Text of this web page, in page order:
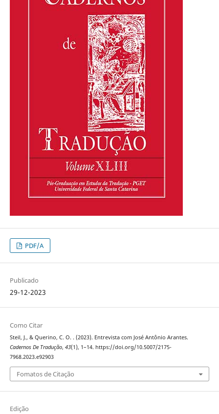
PDF/A
Publicado
29-12-2023
Como Citar
Steil, J., & Querino, C. O. . (2023). Entrevista com José Antônio Arantes.
Cadernos De Tradução, 43(1), 1–14. https://doi.org/10.5007/2175-
7968.2023.e92903
Fomatos de Citação
Edição